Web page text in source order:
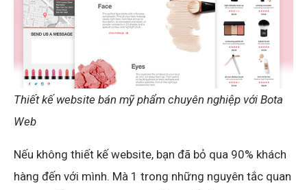
Thiết kế website bán mỹ phẩm chuyên nghiệp với Bota
Web
Nếu không thiết kế website, bạn đã bỏ qua 90% khách
hàng đến với mình. Mà 1 trong những nguyên tắc quan